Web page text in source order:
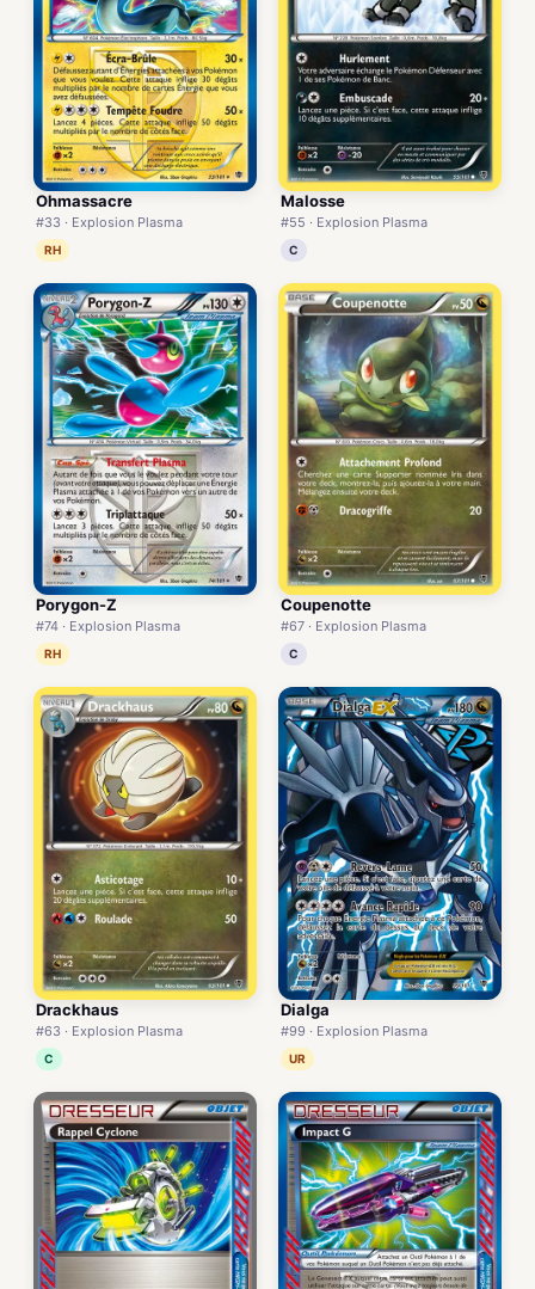
Ohmassacre
#33 · Explosion Plasma
RH
Malosse
#55 · Explosion Plasma
C
Porygon-Z
#74 · Explosion Plasma
RH
Coupenotte
#67 · Explosion Plasma
C
Drackhaus
#63 · Explosion Plasma
C
Dialga
#99 · Explosion Plasma
UR